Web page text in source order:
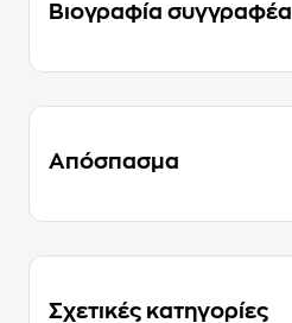
Βιογραφία συγγραφέα
Απόσπασμα
Σχετικές κατηγορίες